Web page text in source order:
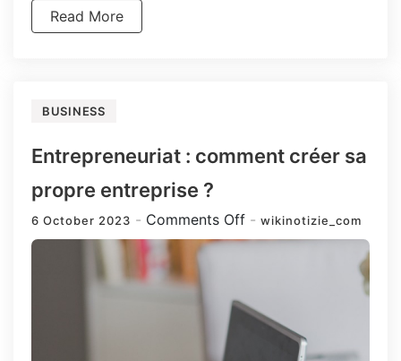
Read More
BUSINESS
Entrepreneuriat : comment créer sa
propre entreprise ?
6 October 2023 Comments Offon
Entrepreneuriat
créer
sa
wikinotizie_com